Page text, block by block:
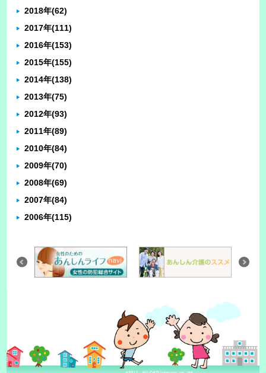
2018年(62)
2017年(111)
2016年(153)
2015年(155)
2014年(138)
2013年(75)
2012年(93)
2011年(89)
2010年(84)
2009年(70)
2008年(69)
2007年(84)
2006年(115)